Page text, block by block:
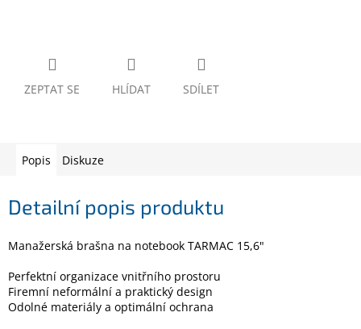
notebooky
Elektronika
Domácnost
ZEPTAT SE HLÍDAT SDÍLET
Popis Diskuze
Detailní popis produktu
Manažerská brašna na notebook TARMAC 15,6"
Perfektní organizace vnitřního prostoru
Firemní neformální a praktický design
Odolné materiály a optimální ochrana